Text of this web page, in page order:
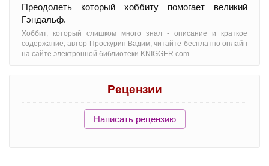
Преодолеть который хоббиту помогает великий
Гэндальф.
Хоббит, который слишком много знал - oписание и краткое
содержание, автор Проскурин Вадим, читайте бесплатно онлайн
на сайте электронной библиотеки KNIGGER.com
Рецензии
Написать рецензию